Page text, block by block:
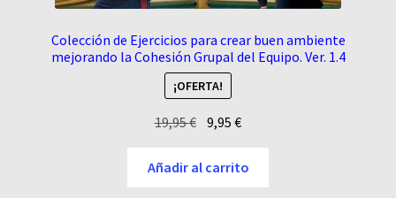
Colección de Ejercicios para crear buen ambiente
mejorando la Cohesión Grupal del Equipo. Ver. 1.4
¡OFERTA!
19,95€ El
original
9,95€El
actual
Añadir al carrito